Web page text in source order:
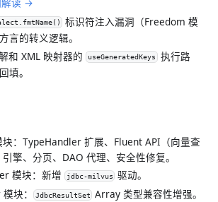
标识符注入漏洞（Freedom 模
言的转义逻辑。
和 XML 映射器的 useGeneratedKeys 执行路
填。
：TypeHandler 扩展、Fluent API（向量查
擎、分页、DAO 代理、安全性修复。
模块：新增
jdbc-milvus
驱动。
块：
JdbcResultSet
Array 类型兼容性增强。